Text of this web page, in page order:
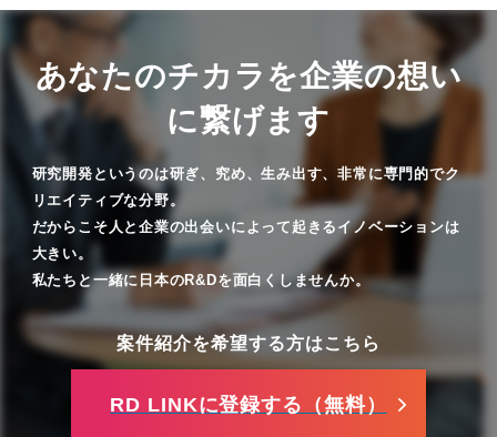
あなたのチカラを企業の想い
に繋げます
研究開発というのは研ぎ、究め、生み出す、非常に専門的でク
リエイティブな分野。
だからこそ人と企業の出会いによって起きるイノベーションは
大きい。
私たちと一緒に日本のR&Dを面白くしませんか。
案件紹介を希望する方はこちら
RD LINKに登録する（無料）